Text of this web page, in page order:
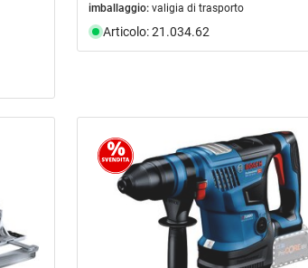
imballaggio: valigia di trasporto
Articolo: 21.034.62